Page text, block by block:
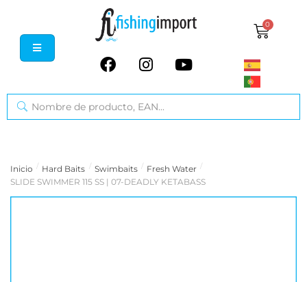
0
Inicio / Hard Baits / Swimbaits / Fresh Water /
SLIDE SWIMMER 115 SS | 07-DEADLY KETABASS